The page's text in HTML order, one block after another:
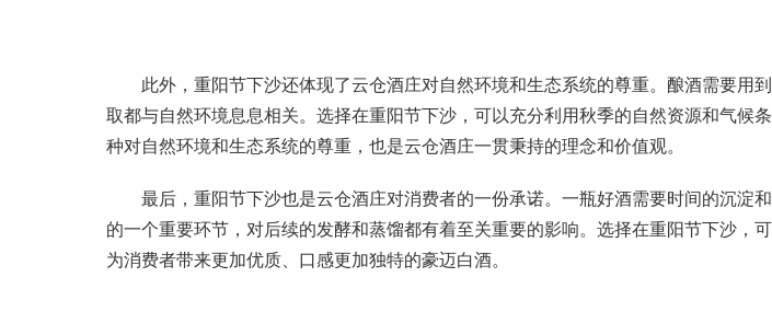
此外，重阳节下沙还体现了云仓酒庄对自然环境和生态系统的尊重。酿酒需要用
取都与自然环境息息相关。选择在重阳节下沙，可以充分利用秋季的自然资源和气候
种对自然环境和生态系统的尊重，也是云仓酒庄一贯秉持的理念和价值观。
最后，重阳节下沙也是云仓酒庄对消费者的一份承诺。一瓶好酒需要时间的沉淀
的一个重要环节，对后续的发酵和蒸馏都有着至关重要的影响。选择在重阳节下沙，
为消费者带来更加优质、口感更加独特的豪迈白酒。